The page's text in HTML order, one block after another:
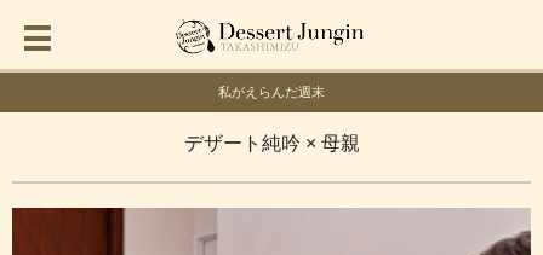
私がえらんだ週末
デザート純吟 × 母親